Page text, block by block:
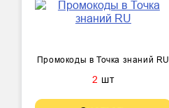
Промокоды в Точка знаний RU
2 шт